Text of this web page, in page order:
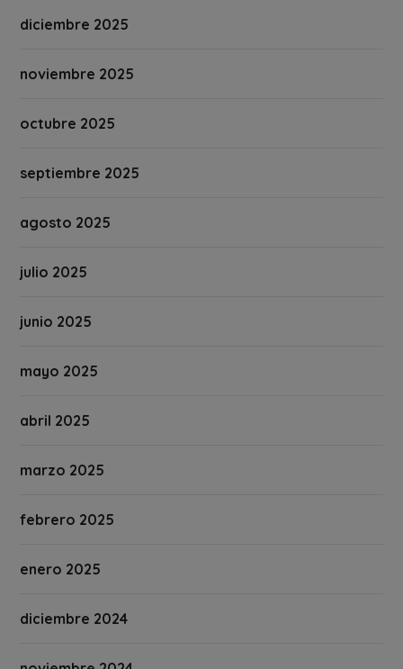
diciembre 2025
noviembre 2025
octubre 2025
septiembre 2025
agosto 2025
julio 2025
junio 2025
mayo 2025
abril 2025
marzo 2025
febrero 2025
enero 2025
diciembre 2024